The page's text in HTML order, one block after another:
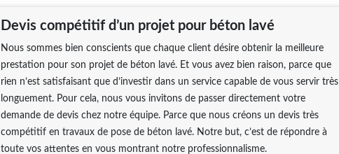
Devis compétitif d’un projet pour béton lavé
Nous sommes bien conscients que chaque client désire obtenir la meilleure
prestation pour son projet de béton lavé. Et vous avez bien raison, parce que
rien n’est satisfaisant que d’investir dans un service capable de vous servir très
longuement. Pour cela, nous vous invitons de passer directement votre
demande de devis chez notre équipe. Parce que nous créons un devis très
compétitif en travaux de pose de béton lavé. Notre but, c’est de répondre à
toute vos attentes en vous montrant notre professionnalisme.